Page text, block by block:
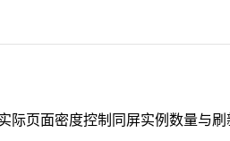
际页面密度控制同屏实例数量与